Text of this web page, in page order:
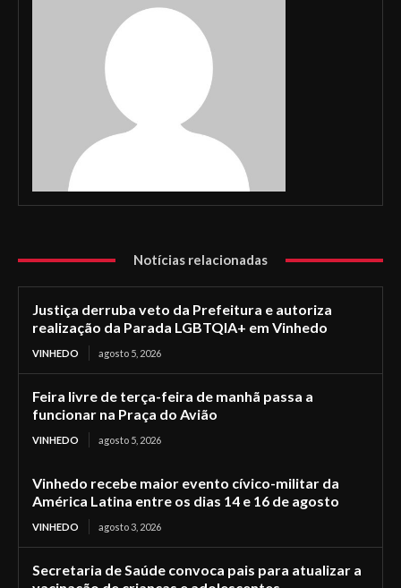
Notícias relacionadas
Justiça derruba veto da Prefeitura e autoriza
realização da Parada LGBTQIA+ em Vinhedo
VINHEDO agosto 5, 2026
Feira livre de terça-feira de manhã passa a
funcionar na Praça do Avião
VINHEDO agosto 5, 2026
Vinhedo recebe maior evento cívico-militar da
América Latina entre os dias 14 e 16 de agosto
VINHEDO agosto 3, 2026
Secretaria de Saúde convoca pais para atualizar a